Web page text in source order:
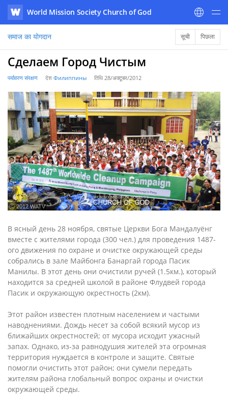
WATV
World Mission Society Church of God
समाज का योगदान सूची पिछला
Сделаем Город Чистым
पर्यावरण संरक्षण देश Филиппины तिथि28/अक्टूबर/2012
ⓒ 2012 WATV
В ясный день 28 ноября, святые Церкви Бога Мандалуёнг
вместе с жителями города (300 чел.) для проведения 1487-
ого движения по охране и очистке окружающей среды
собрались в зале Майбонга Банаргай города Пасик
Манилы. В этот день они очистили ручей (1.5км.), который
находится за средней школой в районе Флудвей города
Пасик и окружающую окрестность (2км).
Этот район известен плотным населением и частыми
наводнениями. Дождь несет за собой всякий мусор из
ближайших окрестностей; от мусора исходит ужасный
запах. Однако, из-за равнодушия жителей эта огромная
территория нуждается в контроле и защите. Святые
помогли очистить этот район; они сумели передать
жителям района глобальный вопрос охраны и очистки
окружающей среды.